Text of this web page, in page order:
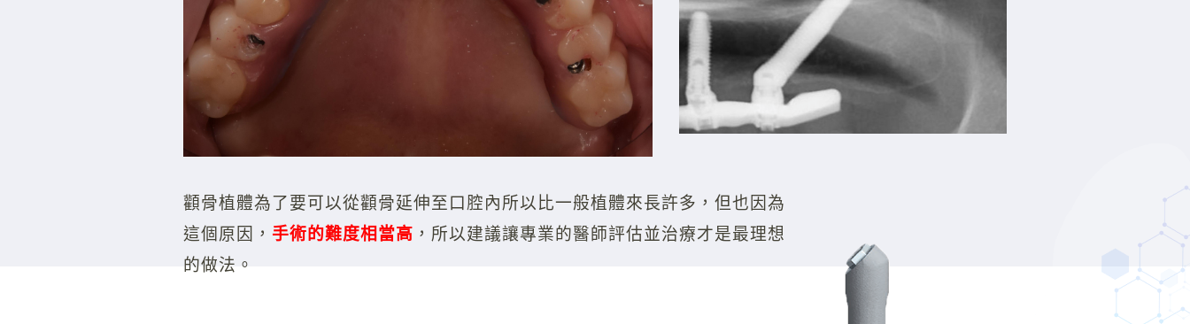
顴骨植體為了要可以從顴骨延伸至口腔內所以比一般植體來長許多，但也因為
這個原因， 手術的難度相當高 ，所以建議讓專業的醫師評估並治療才是最理想
的做法。